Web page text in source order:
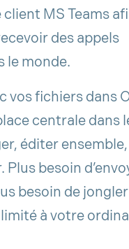
MS Teams
des appels
le monde.
vos fichiers dans
centrale dans
éditer ensemble,
besoin
besoin de
à votre